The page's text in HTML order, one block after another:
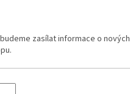
zasílat informace o nových